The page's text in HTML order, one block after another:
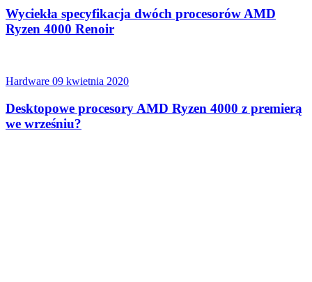
Wyciekła specyfikacja dwóch procesorów AMD
Ryzen 4000 Renoir
Hardware 09 kwietnia 2020
Desktopowe procesory AMD Ryzen 4000 z premierą
we wrześniu?